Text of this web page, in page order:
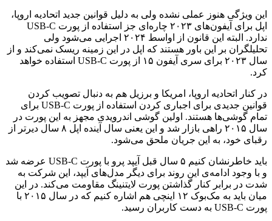
این ویژگی هنوز عملی نشده ولی به دلیل قوانین جدید اتحادیه اروپا،
اپل برای آیفون‌های ۲۰۲۳ چاره‌ای جز استفاده از پورت USB-C
ندارد. البته این قانون از اواسط ۲۰۲۴ اجرایی می‌شود ولی
تحلیلگران بر این باور هستند که اپل در این زمینه ریسک نمی‌کند و از
سال ۲۰۲۳ برای سری آیفون ۱۵ از پورت USB-C استفاده خواهد
کرد.
در کنار اتحادیه اروپا، امریکا و برزیل هم به دنبال تصویب کردن
قوانین جدیدی برای اجباری کردن استفاده از پورت USB-C برای
تمام گوشی‌ها هستند. اولین گوشی اندرویدی مجهز به این پورت در
سال ۲۰۱۵ راهی بازار شد و این یعنی سال آینده اپل ۸ سال دیرتر از
رقبای خود، به این جریان ملحق می‌شود.
باید خاطرنشان کنیم ۵ سال قبل آیپد پرو با پورت USB-C عرضه شد
و با وجود ادامه‌ی این روند برای دیگر مدل‌های آیپد، این شرکت به
شدت در برابر کنار گذاشتن پورت لایتنینگ مقاومت می‌کند. در این
میان باید به مک‌بوک ۱۲ اینچی هم اشاره کنیم که در سال ۲۰۱۵ با
پورت USB-C به دست کاربران رسید.